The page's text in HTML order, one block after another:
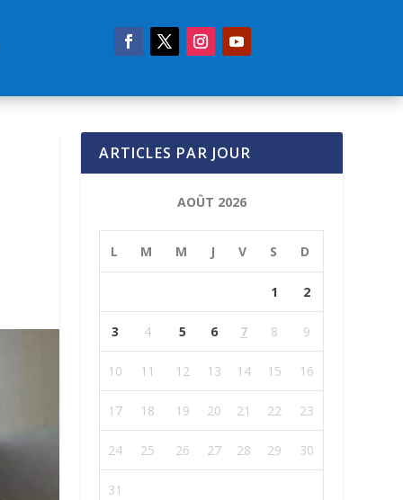
ARTICLES PAR JOUR
AOÛT 2026
L M M J V S D
1 2
3 4 5 6 7 8 9
10 11 12 13 14 15 16
17 18 19 20 21 22 23
24 25 26 27 28 29 30
31